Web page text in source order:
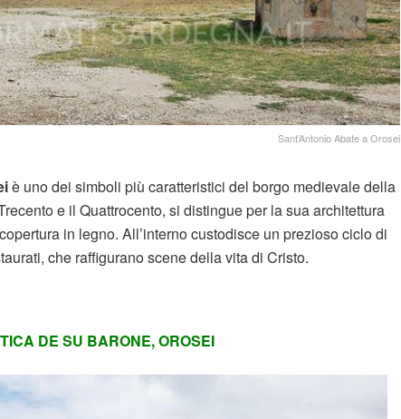
Sant’Antonio Abate a Orosei
è uno dei simboli più caratteristici del borgo medievale della
e il Quattrocento, si distingue per la sua architettura
in legno. All’interno custodisce un prezioso ciclo di
che raffigurano scene della vita di Cristo.
DE SU BARONE, OROSEI